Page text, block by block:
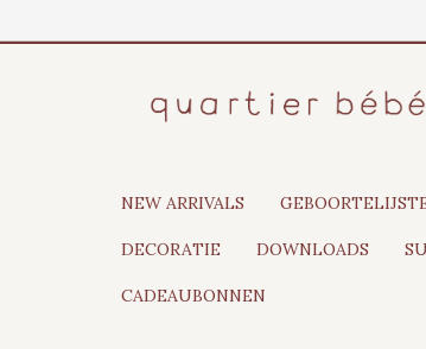
NEW ARRIVALS
DECORATIE DOWNLOADS
CADEAUBONNEN